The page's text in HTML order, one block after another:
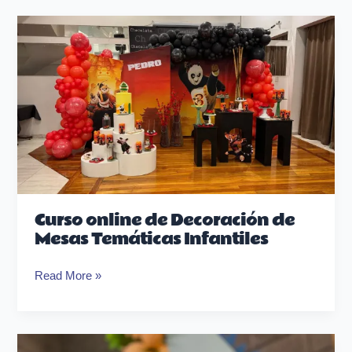
Curso online de Decoración de
Mesas Temáticas Infantiles
Curso
online
de
Decoración
Mesas
Temáticas
Infantiles
Read More »